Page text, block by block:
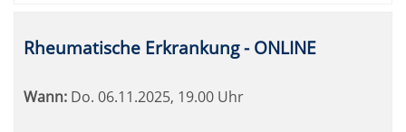
Rheumatische Erkrankung - ONLINE
Wann: Do. 06.11.2025, 19.00 Uhr